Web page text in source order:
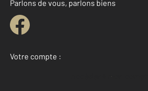
Parlons de vous, parlons biens
Votre compte :
Accéder à mon compte